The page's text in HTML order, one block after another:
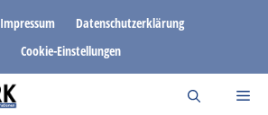
Impressum
Datenschutzerklärung
Cookie-Einstellungen